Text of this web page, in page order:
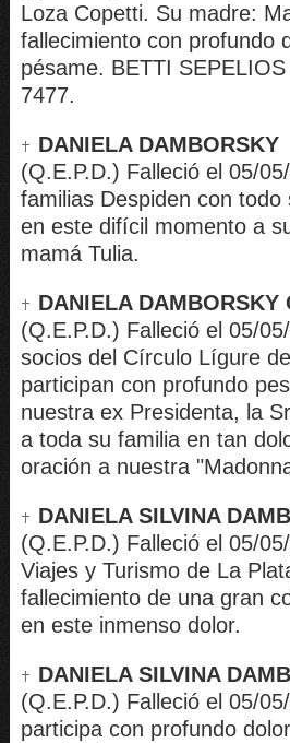
Loza Copetti. Su madre:
fallecimiento con profundo
pésame. BETTI
7477.
DANIELA DAMBORSKY
(Q.E.P.D.) Falleció el 05/
familias Despiden con
en este difícil momento a
mamá Tulia.
DANIELA DAMBORSKY
(Q.E.P.D.) Falleció el 05/
socios del Círculo Lígure
participan con profundo
nuestra ex Presidenta, la
a toda su familia en tan
oración a nuestra
DANIELA SILVINA
(Q.E.P.D.) Falleció el 05/
Viajes y Turismo de La
fallecimiento de una gran
en este inmenso dolor.
DANIELA SILVINA
(Q.E.P.D.) Falleció el 05/
participa con profundo